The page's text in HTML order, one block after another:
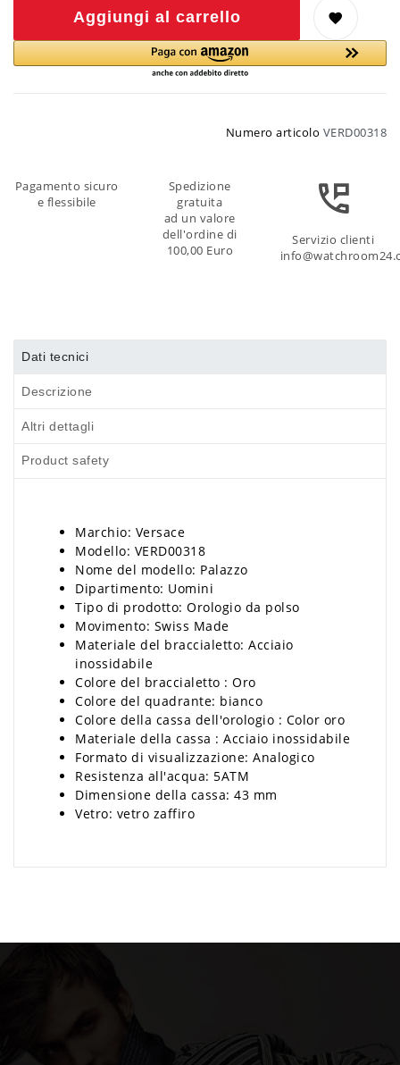
Aggiungi al carrello
Numero articolo VERD00318
Pagamento sicuro
e flessibile
Spedizione
gratuita
ad un valore
dell'ordine di
100,00 Euro
Servizio clienti
Dati tecnici
Descrizione
Altri dettagli
Product safety
Marchio: Versace
Modello: VERD00318
Nome del modello: Palazzo
Dipartimento: Uomini
Tipo di prodotto: Orologio da polso
Movimento: Swiss Made
Materiale del braccialetto: Acciaio
inossidabile
Colore del braccialetto : Oro
Colore del quadrante: bianco
Colore della cassa dell'orologio : Color oro
Materiale della cassa : Acciaio inossidabile
Formato di visualizzazione: Analogico
Resistenza all'acqua: 5ATM
Dimensione della cassa: 43 mm
Vetro: vetro zaffiro